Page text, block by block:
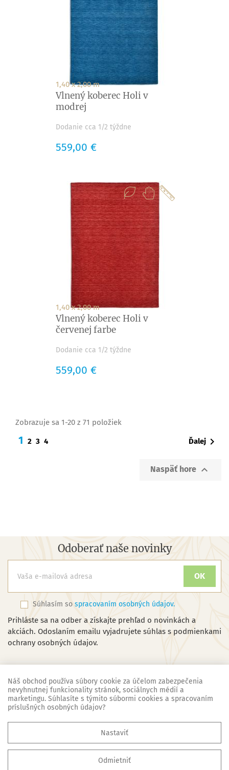
1,40 x 2,00 m
Vlnený koberec Holi v
modrej
Dodanie cca 1/2 týždne
Cena
559,00 €
1,40 x 2,00 m
Vlnený koberec Holi v
červenej farbe
Dodanie cca 1/2 týždne
Cena
559,00 €
Zobrazuje sa 1-20 z 71 položiek
1 2 3 4 Ďalej 
Naspäť hore 
Odoberať naše novinky
Súhlasím so spracovaním osobných údajov.
Prihláste sa na odber a získajte prehľad o novinkách a
akciách. Odoslaním emailu vyjadrujete súhlas s podmienkami
ochrany osobných údajov.
Náš obchod
Základné informácie 
Všetko o nákupe 
Náš obchod používa súbory cookie za účelom zabezpečenia
nevyhnutnej funkcionality stránok, sociálnych médií a
marketingu. Súhlasíte s týmito súbormi cookies a spracovaním
príslušných osobných údajov?
Nastaviť
Odmietniť